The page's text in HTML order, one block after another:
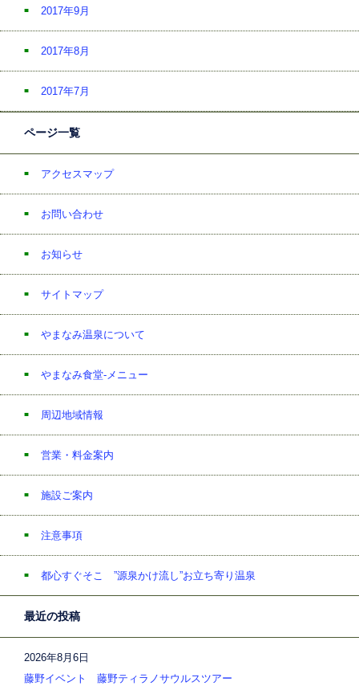
2017年9月
2017年8月
2017年7月
ページ一覧
アクセスマップ
お問い合わせ
お知らせ
サイトマップ
やまなみ温泉について
やまなみ食堂-メニュー
周辺地域情報
営業・料金案内
施設ご案内
注意事項
都心すぐそこ ”源泉かけ流し”お立ち寄り温泉
最近の投稿
2026年8月6日
藤野イベント 藤野ティラノサウルスツアー